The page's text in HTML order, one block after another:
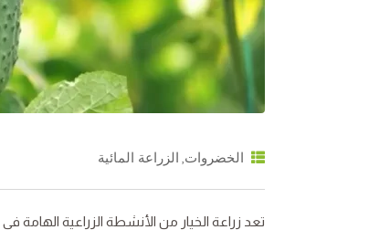
الخضروات الزراعة المائية
تعد زراعة الخيار من الأنشطة الزراعية الهامة